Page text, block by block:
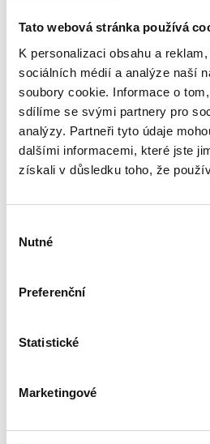
Tato webová stránka používá
K personalizaci obsahu a
sociálních médií a analýze naší
soubory cookie. Informace o
sdílíme se svými partnery pro
analýzy. Partneři tyto údaje
dalšími informacemi, které jste
získali v důsledku toho, že
souhlasu
Nutné
Preferenční
Statistické
Marketingové
Šampionem Národní
vín z vinařské oblasti Čechy. Titul
31. 7. 2026
NVC